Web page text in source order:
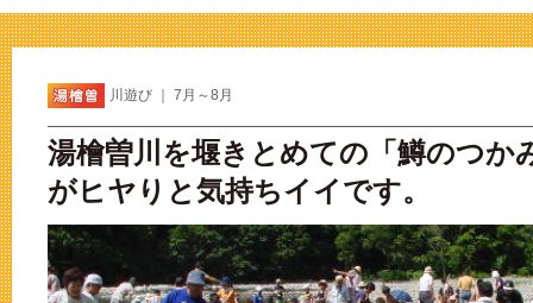
川遊び ｜ 7月～8月
湯檜曽川を堰きとめての「鱒のつか
がヒヤりと気持ちイイです。